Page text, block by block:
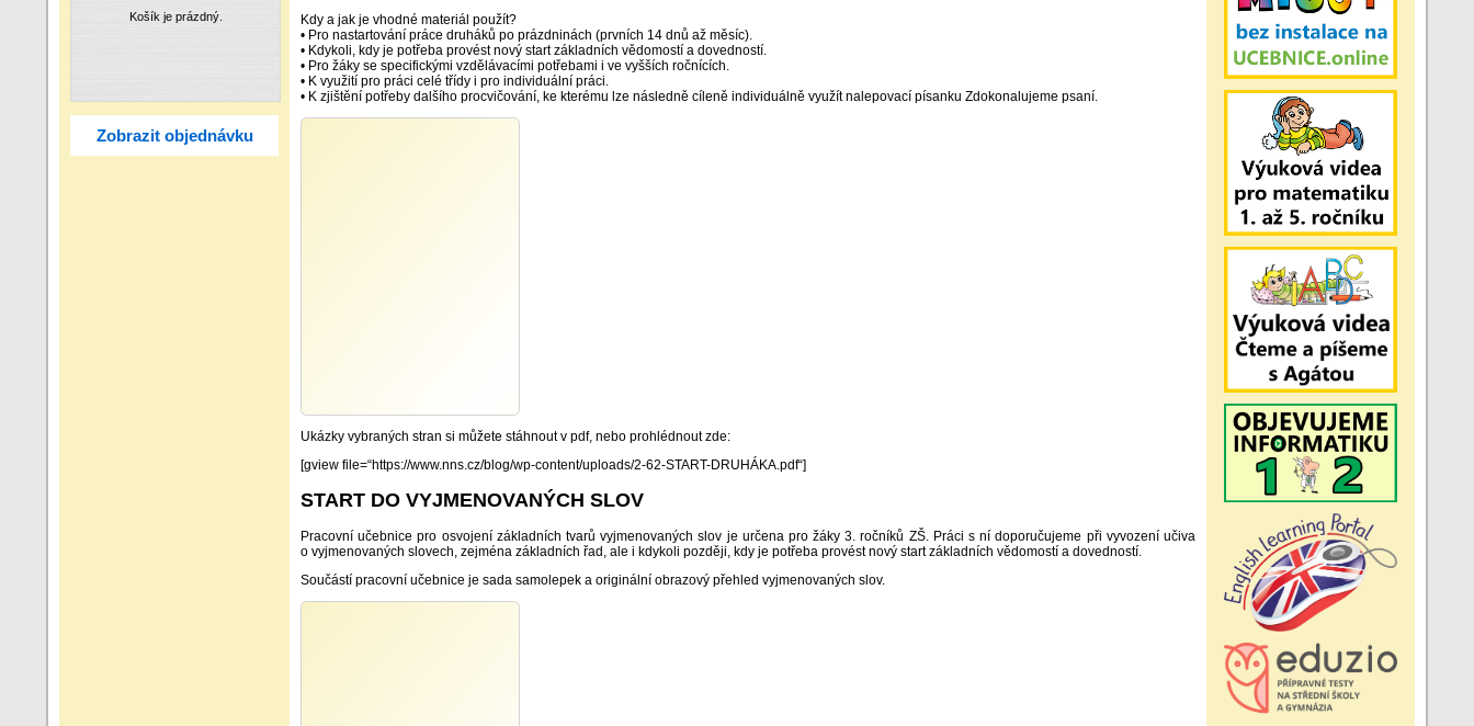
Zobrazit objednávku
Kdy a jak je vhodné materiál použít?
• Pro nastartování práce druháků po prázdninách (prvních 14 dnů až měsíc).
• Kdykoli, kdy je potřeba provést nový start základních vědomostí a dovedností.
• Pro žáky se specifickými vzdělávacími potřebami i ve vyšších ročnících.
• K využití pro práci celé třídy i pro individuální práci.
• K zjištění potřeby dalšího procvičování, ke kterému lze následně cíleně individuálně využít nalepovací písanku Zdokonalujeme psaní.
Ukázky vybraných stran si můžete stáhnout v pdf, nebo prohlédnout zde:
[gview file=“https://www.nns.cz/blog/wp-content/uploads/2-62-START-DRUHÁKA.pdf“]
START DO VYJMENOVANÝCH SLOV
Pracovní učebnice pro osvojení základních tvarů vyjmenovaných slov je určena pro žáky 3. ročníků ZŠ. Práci s ní doporučujeme při vyvození učiva
o vyjmenovaných slovech, zejména základních řad, ale i kdykoli později, kdy je potřeba provést nový start základních vědomostí a dovedností.
Součástí pracovní učebnice je sada samolepek a originální obrazový přehled vyjmenovaných slov.